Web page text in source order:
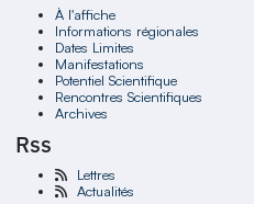
À l'affiche
Informations régionales
Dates Limites
Manifestations
Potentiel Scientifique
Rencontres Scientifiques
Archives
Rss
Lettres
Actualités